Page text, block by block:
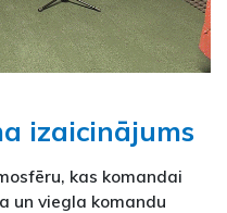
izaicinājums
kas komandai
un viegla komandu